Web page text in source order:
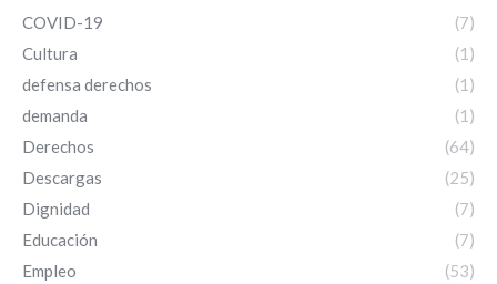
COVID-19
(7)
Cultura
(1)
defensa derechos
(1)
demanda
(1)
Derechos
(64)
Descargas
(25)
Dignidad
(7)
Educación
(7)
Empleo
(53)